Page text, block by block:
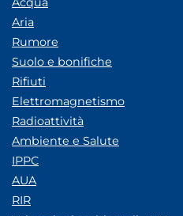
Aria
Rumore
Suolo e bonifiche
Rifiuti
Elettromagnetismo
Radioattività
Ambiente e Salute
IPPC
AUA
RIR